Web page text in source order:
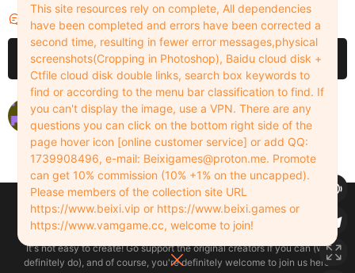
评论 1
请先登录
wuming 2024-05-20 0
Copyleft © 2022-2026 beixi.vip - All Rights Freedom！
创作不易！有能力的同学可以去支持一下原创作者（我们绝对支持），当然
了，您加入这里我们也绝对欢迎！
It's not easy to create! Go support the original creators if you can (we
definitely do), and of course, you're definitely welcome to join us here!
This site resources rely on complete, All dependencies
have been completed and errors have been corrected a
second time, resulting in fewer error messages,physical
screenshots(Cropping in Photoshop), Baidu cloud disk +
Ctfile cloud disk double links, search box keywords to
find or according to the menu bar classification to find. If
you can't display the image, use a VPN. There are any
questions you can click on the bottom right side of the
page hover icon [online customer service] or add QQ:
1739908496, e-mail: Beixigames@proton.me. Promote
can get 10% commission (10% +1% on the uncapped).
Please members of the collection site URL
https://www.beixi.vip or https://www.beixi.games or
https://www.vamgame.cc, welcome to join!